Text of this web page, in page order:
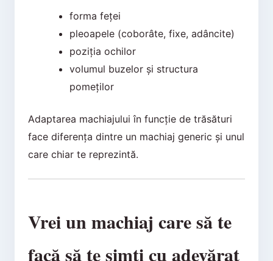
forma feței
pleoapele (coborâte, fixe, adâncite)
poziția ochilor
volumul buzelor și structura
pomeților
Adaptarea machiajului în funcție de trăsături
face diferența dintre un machiaj generic și unul
care chiar te reprezintă.
Vrei un machiaj care să te
facă să te simți cu adevărat